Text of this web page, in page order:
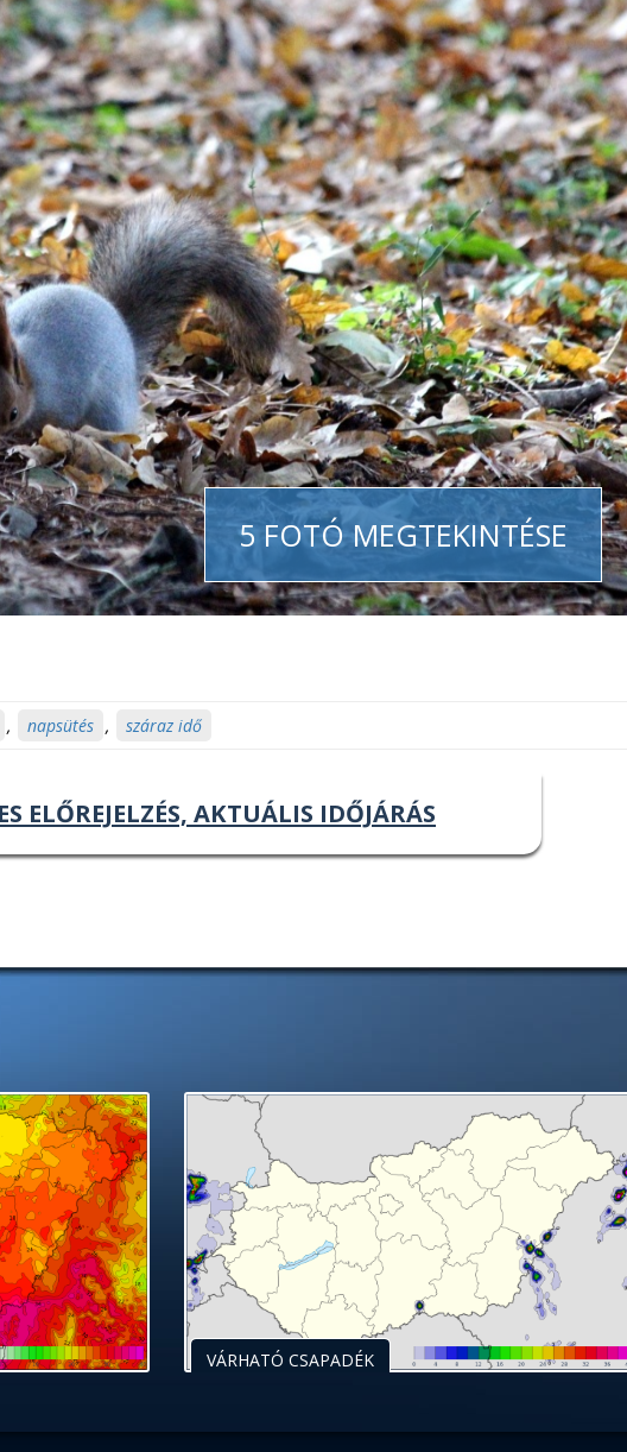
5 FOTÓ MEGTEKINTÉSE
, napsütés , száraz idő
ELŐREJELZÉS, AKTUÁLIS IDŐJÁRÁS
VÁRHATÓ CSAPADÉK